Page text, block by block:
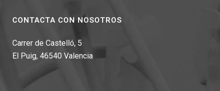
CONTACTA CON NOSOTROS
Carrer de Castelló, 5
El Puig, 46540 Valencia